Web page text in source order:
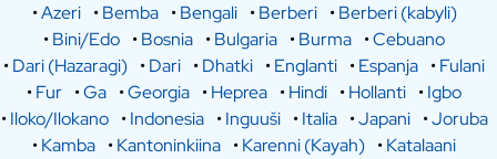
•Azeri •Bemba •Bengali •Berberi •Berberi (kabyli)
•Bini/Edo •Bosnia •Bulgaria •Burma •Cebuano
•Dari (Hazaragi) •Dari •Dhatki •Englanti •Espanja •Fulani
•Fur •Ga •Georgia •Heprea •Hindi •Hollanti •Igbo
•Iloko/Ilokano •Indonesia •Inguuši •Italia •Japani •Joruba
•Kamba •Kantoninkiina •Karenni (Kayah) •Katalaani